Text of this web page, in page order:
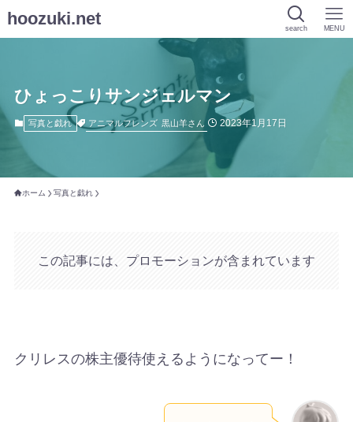
hoozuki.net search MENU
ひょっこりサンジェルマン
写真と戯れ アニマルフレンズ 黒山羊さん 2023年1月17日
ホーム 写真と戯れ
この記事には、プロモーションが含まれています
クリレスの株主優待使えるようになってー！